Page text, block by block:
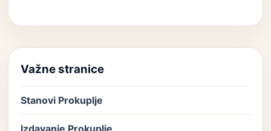
Važne stranice
Stanovi Prokuplje
Izdavanje Prokuplje